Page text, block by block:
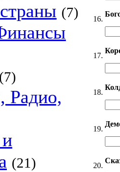
(7)
(7)
Радио,
(21)
16.
17.
18.
19.
20.